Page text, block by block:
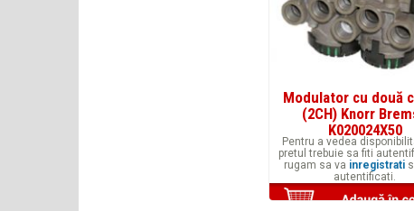
Modulator cu două
(2CH) Knorr
K020024X50
Pentru a vedea
pretul trebuie sa fiti
rugam sa va inregistrati
autentificati.